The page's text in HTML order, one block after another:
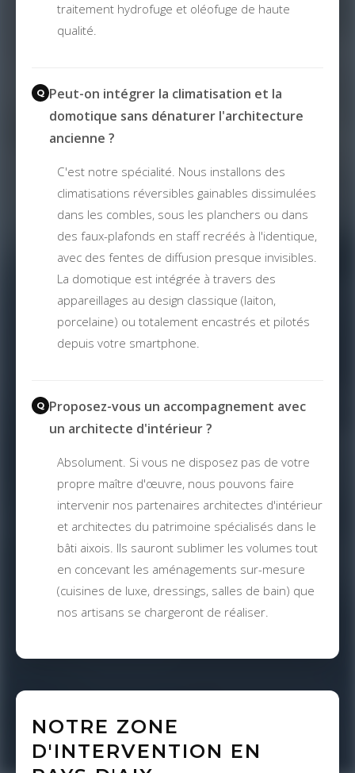
traitement hydrofuge et oléofuge de haute
qualité.
Peut-on intégrer la climatisation et la
domotique sans dénaturer l'architecture
ancienne ?
C'est notre spécialité. Nous installons des
climatisations réversibles gainables dissimulées
dans les combles, sous les planchers ou dans
des faux-plafonds en staff recréés à l'identique,
avec des fentes de diffusion presque invisibles.
La domotique est intégrée à travers des
appareillages au design classique (laiton,
porcelaine) ou totalement encastrés et pilotés
depuis votre smartphone.
Proposez-vous un accompagnement avec
un architecte d'intérieur ?
Absolument. Si vous ne disposez pas de votre
propre maître d'œuvre, nous pouvons faire
intervenir nos partenaires architectes d'intérieur
et architectes du patrimoine spécialisés dans le
bâti aixois. Ils sauront sublimer les volumes tout
en concevant les aménagements sur-mesure
(cuisines de luxe, dressings, salles de bain) que
nos artisans se chargeront de réaliser.
NOTRE ZONE
D'INTERVENTION EN